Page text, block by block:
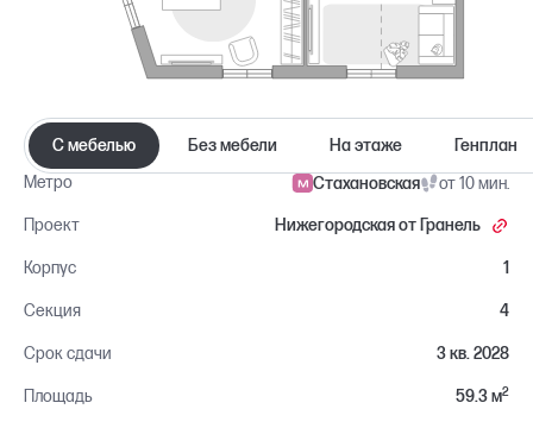
Метро Стахановская от 10 мин.
Проект Нижегородская от Гранель
Корпус 1
Секция 4
Срок сдачи 3 кв. 2028
Площадь 59.3 м2
С мебелью Без мебели На этаже Генплан